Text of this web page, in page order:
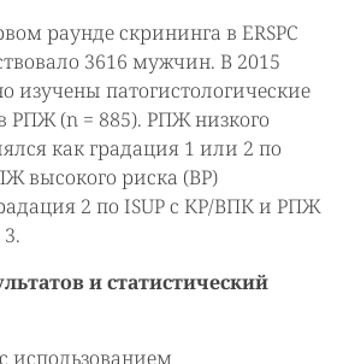
раунде скрининга в ERSPC
3616 мужчин. В 2015
изучены патогистологические
РПЖ (n = 885). РПЖ низкого
как градация 1 или 2 по
высокого риска (ВР)
2 по ISUP с КР/ВПК и РПЖ
и статистический